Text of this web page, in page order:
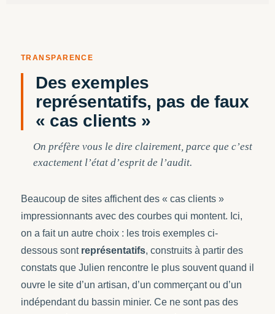
TRANSPARENCE
Des exemples
représentatifs, pas de faux
« cas clients »
On préfère vous le dire clairement, parce que c’est
exactement l’état d’esprit de l’audit.
Beaucoup de sites affichent des « cas clients »
impressionnants avec des courbes qui montent. Ici,
on a fait un autre choix : les trois exemples ci-
dessous sont représentatifs, construits à partir des
constats que Julien rencontre le plus souvent quand il
ouvre le site d’un artisan, d’un commerçant ou d’un
indépendant du bassin minier. Ce ne sont pas des